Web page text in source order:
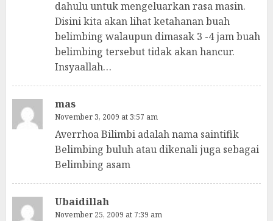
dahulu untuk mengeluarkan rasa masin.
Disini kita akan lihat ketahanan buah
belimbing walaupun dimasak 3 -4 jam buah
belimbing tersebut tidak akan hancur.
Insyaallah…
mas
November 3, 2009 at 3:57 am
Averrhoa Bilimbi adalah nama saintifik
Belimbing buluh atau dikenali juga sebagai
Belimbing asam
Ubaidillah
November 25, 2009 at 7:39 am